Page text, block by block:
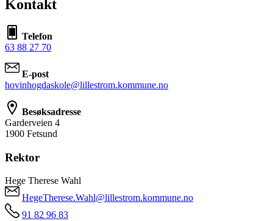
Kontakt
Telefon
63 88 27 70
E-post
hovinhogdaskole@lillestrom.kommune.no
Besøksadresse
Garderveien 4
1900 Fetsund
Rektor
Hege Therese Wahl
HegeTherese.Wahl@lillestrom.kommune.no
91 82 96 83